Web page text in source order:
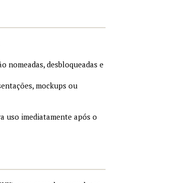
nomeadas, desbloqueadas e
mockups ou
uso imediatamente após o